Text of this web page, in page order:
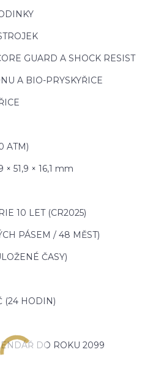
GUARD A SHOCK RESIST
A BIO-PRYSKYŘICE
ATM)
51,9 × 16,1 mm
10 LET (CR2025)
PÁSEM / 48 MĚST)
ČASY)
(24 HODIN)
DO ROKU 2099